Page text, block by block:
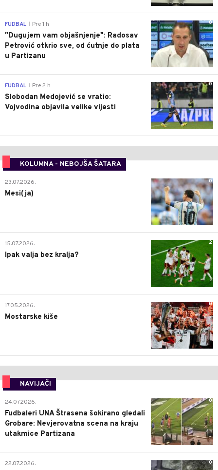
0
FUDBAL Pre 1 h
"Dugujem vam objašnjenje": Radosav
Petrović otkrio sve, od ćutnje do plata
u Partizanu
0
FUDBAL Pre 2 h
Slobodan Medojević se vratio:
Vojvodina objavila velike vijesti
KOLUMNA - NEBOJŠA ŠATARA
0
23.07.2026.
Mesi(ja)
2
15.07.2026.
Ipak valja bez kralja?
0
17.05.2026.
Mostarske kiše
NAVIJAČI
0
24.07.2026.
Fudbaleri UNA Štrasena šokirano gledali
Grobare: Nevjerovatna scena na kraju
utakmice Partizana
0
22.07.2026.